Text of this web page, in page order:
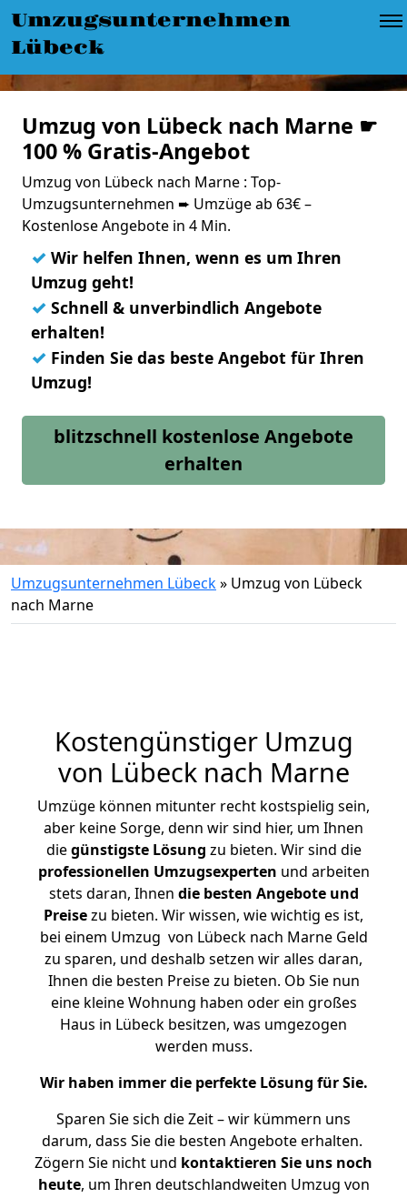
Umzugsunternehmen
Lübeck
Umzug von Lübeck nach Marne ☛
100 % Gratis-Angebot
Umzug von Lübeck nach Marne : Top-
Umzugsunternehmen ➨ Umzüge ab 63€ –
Kostenlose Angebote in 4 Min.
✓ Wir helfen Ihnen, wenn es um Ihren
Umzug geht!
✓ Schnell & unverbindlich Angebote
erhalten!
✓ Finden Sie das beste Angebot für Ihren
Umzug!
blitzschnell kostenlose Angebote
erhalten
Umzugsunternehmen Lübeck» Umzug von Lübeck
nach Marne
Kostengünstiger Umzug
von Lübeck nach Marne
Umzüge können mitunter recht kostspielig sein,
aber keine Sorge, denn wir sind hier, um Ihnen
diegünstigste Lösung zu bieten. Wir sind die
professionellen Umzugsexperten und arbeiten
stets daran, Ihnen die besten Angebote und
Preisezu bieten. Wir wissen, wie wichtig es ist,
bei einem Umzug von Lübeck nach Marne Geld
zu sparen, und deshalb setzen wir alles daran,
Ihnen die besten Preise zu bieten. Ob Sie nun
eine kleine Wohnung haben oder ein großes
Haus in Lübeck besitzen, was umgezogen
werden muss.
Wir haben immer die perfekte Lösung für Sie.
Sparen Sie sich die Zeit – wir kümmern uns
darum, dass Sie die besten Angebote erhalten.
Zögern Sie nicht und kontaktieren Sie uns noch
heute, um Ihren deutschlandweiten Umzug von